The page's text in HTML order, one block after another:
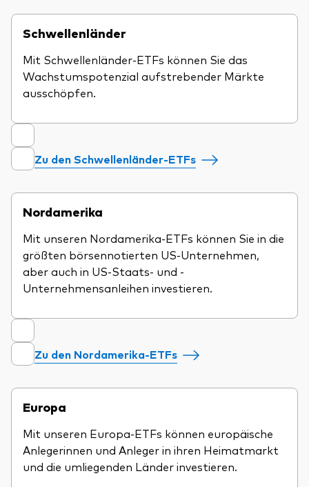
Schwellenländer
Mit Schwellenländer-ETFs können Sie das
Wachstumspotenzial aufstrebender Märkte
ausschöpfen.
Zu den Schwellenländer-ETFs
Nordamerika
Mit unseren Nordamerika-ETFs können Sie in die
größten börsennotierten US-Unternehmen,
aber auch in US-Staats- und -
Unternehmensanleihen investieren.
Zu den Nordamerika-ETFs
Europa
Mit unseren Europa-ETFs können europäische
Anlegerinnen und Anleger in ihren Heimatmarkt
und die umliegenden Länder investieren.